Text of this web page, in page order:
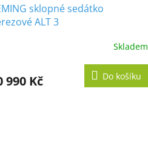
sklopné sedátko
ALT 3
Skladem
990 Kč Do košíku